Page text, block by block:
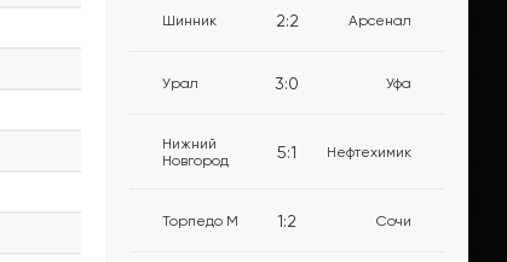
Шинник 2:2 Арсенал
Урал 3:0 Уфа
Нижний
Новгород
5:1 Нефтехимик
Торпедо М 1:2 Сочи